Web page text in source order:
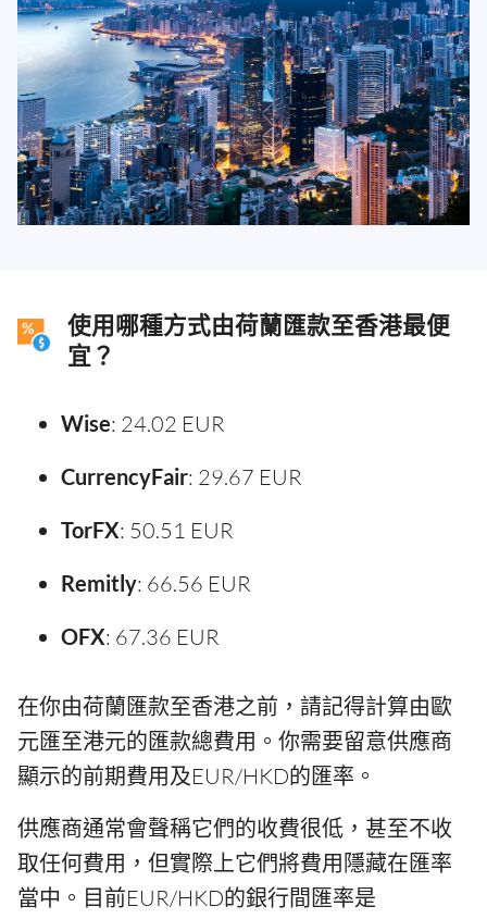
使用哪種方式由荷蘭匯款至香港最便
宜？
Wise: 24.02 EUR
CurrencyFair: 29.67 EUR
TorFX: 50.51 EUR
Remitly: 66.56 EUR
OFX: 67.36 EUR
在你由荷蘭匯款至香港之前，請記得計算由歐
元匯至港元的匯款總費用。你需要留意供應商
顯示的前期費用及EUR/HKD的匯率。
供應商通常會聲稱它們的收費很低，甚至不收
取任何費用，但實際上它們將費用隱藏在匯率
當中。目前EUR/HKD的銀行間匯率是